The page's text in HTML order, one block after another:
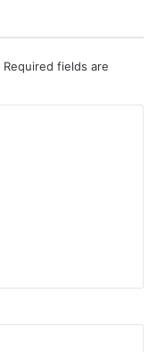
Required fields are